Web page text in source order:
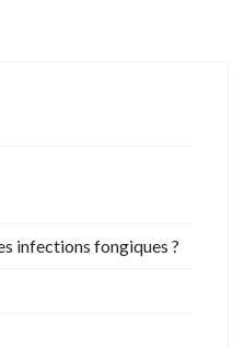
infections fongiques ?